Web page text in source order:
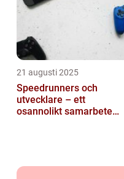
21 augusti 2025
Speedrunners och
utvecklare – ett
osannolikt samarbete